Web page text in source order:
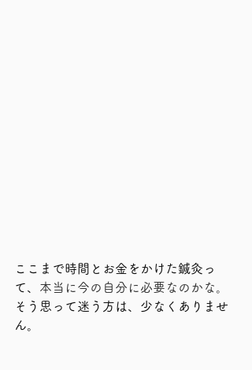
ここまで時間とお金をかけた鍼灸っ
て、 本当に今の自分に必要なのかな。
そう思って迷う方は、少なくありませ
ん。